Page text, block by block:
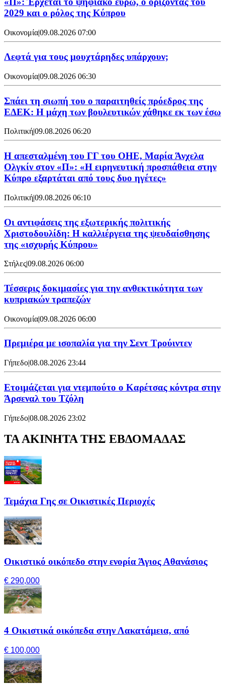
2029 και ο ρόλος της Κύπρου
Οικονομία|09.08.2026 07:00
Λεφτά για τους μουχτάρηδες υπάρχουν;
Οικονομία|09.08.2026 06:30
Σπάει τη σιωπή του ο παραιτηθείς πρόεδρος της
ΕΔΕΚ: Η μάχη των βουλευτικών χάθηκε εκ των έσω
Πολιτική|09.08.2026 06:20
Η απεσταλμένη του ΓΓ του ΟΗΕ, Μαρία Άνχελα
Ολγκίν στον «Π»: «Η ειρηνευτική προσπάθεια στην
Κύπρο εξαρτάται από τους δυο ηγέτες»
Πολιτική|09.08.2026 06:10
Οι αντιφάσεις της εξωτερικής πολιτικής
Χριστοδουλίδη: Η καλλιέργεια της ψευδαίσθησης
της «ισχυρής Κύπρου»
Στήλες|09.08.2026 06:00
Τέσσερις δοκιμασίες για την ανθεκτικότητα των
κυπριακών τραπεζών
Οικονομία|09.08.2026 06:00
Πρεμιέρα με ισοπαλία για την Σεντ Τρούιντεν
Γήπεδο|08.08.2026 23:44
Ετοιμάζεται για ντεμπούτο ο Καρέτσας κόντρα στην
Άρσεναλ του Τζόλη
Γήπεδο|08.08.2026 23:02
ΤΑ ΑΚΙΝΗΤΑ ΤΗΣ ΕΒΔΟΜΑΔΑΣ
Τεμάχια Γης σε Οικιστικές Περιοχές
Οικιστικό οικόπεδο στην ενορία Άγιος Αθανάσιος
€ 290,000
4 Οικιστικά οικόπεδα στην Λακατάμεια, από
€ 100,000